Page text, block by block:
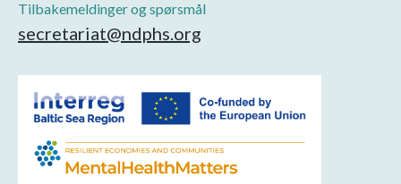
Tilbakemeldinger og spørsmål
secretariat@ndphs.org